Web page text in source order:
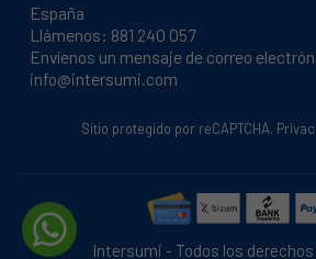
Falmec, DISPLAY90EPSTEEL
Falmec, MANTELLO120
Falmec,
Falmec, RONDO90CI
Falmec, TANDEMCORNER103SSBODY
España
Llámenos: 881 240 057
Envíenos un mensaje de correo
info@intersumi.com
Sitio protegido por reCAPTCHA.
Intersumi - Todos los